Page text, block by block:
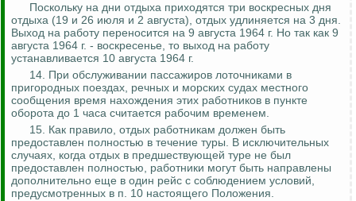
Поскольку на дни отдыха приходятся три воскресных дня
отдыха (19 и 26 июля и 2 августа), отдых удлиняется на 3 дня.
Выход на работу переносится на 9 августа 1964 г. Но так как 9
августа 1964 г. - воскресенье, то выход на работу
устанавливается 10 августа 1964 г.
14. При обслуживании пассажиров лоточниками в
пригородных поездах, речных и морских судах местного
сообщения время нахождения этих работников в пункте
оборота до 1 часа считается рабочим временем.
15. Как правило, отдых работникам должен быть
предоставлен полностью в течение туры. В исключительных
случаях, когда отдых в предшествующей туре не был
предоставлен полностью, работники могут быть направлены
дополнительно еще в один рейс с соблюдением условий,
предусмотренных в п. 10 настоящего Положения.